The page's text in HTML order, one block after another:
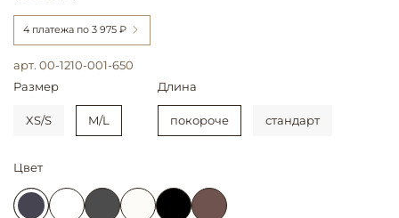
арт. 00-1210-001-650
4 платежа по 3 975 ₽
Размер
XS/S M/L
Длина
покороче стандарт
Цвет